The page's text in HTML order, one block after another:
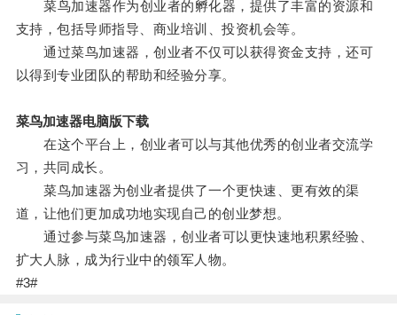
菜鸟加速器作为创业者的孵化器，提供了丰富的资源和
支持，包括导师指导、商业培训、投资机会等。
通过菜鸟加速器，创业者不仅可以获得资金支持，还可
以得到专业团队的帮助和经验分享。
菜鸟加速器电脑版下载
在这个平台上，创业者可以与其他优秀的创业者交流学
习，共同成长。
菜鸟加速器为创业者提供了一个更快速、更有效的渠
道，让他们更加成功地实现自己的创业梦想。
通过参与菜鸟加速器，创业者可以更快速地积累经验、
扩大人脉，成为行业中的领军人物。
#3#